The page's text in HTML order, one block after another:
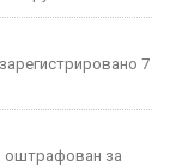
7
оштрафован за